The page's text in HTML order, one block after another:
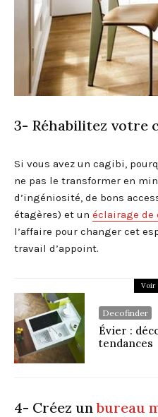
3- Réhabilitez votre
Si vous avez un cagibi,
ne pas le transformer en
d’ingéniosité, de bons
étagères) et un éclairage de
l’affaire pour changer cet
travail d’appoint.
Voir
Decofinder
Évier :
tendances
4- Créez unbureau